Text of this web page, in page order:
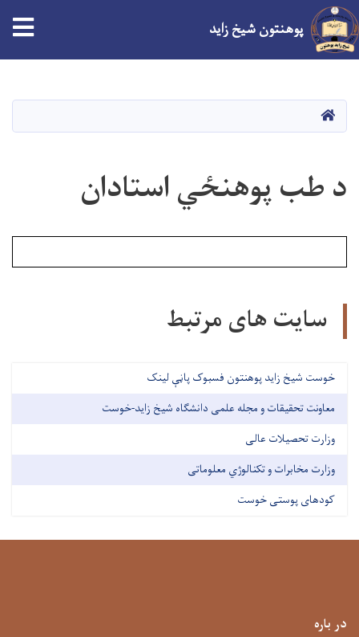
content
پوهنتون شیخ زاید
صفحه اصلی
د طب پوهنځي استادان
سایت های مرتبط
خوست شیخ زاید پوهنتون فسبوک پاڼې لینک
معاونت تحقیقات و مجله علمی دانشگاه شیخ زاید-خوست
وزارت تحصیلات عالی
وزارت مخابرات و تکنالوژي معلوماتی
کودهای پوستی خوست
در باره